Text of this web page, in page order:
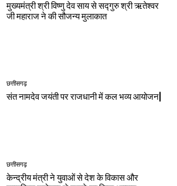
मुख्यमंत्री श्री विष्णु देव साय से सद्गुरु श्री ऋतेश्वर
जी महाराज ने की सौजन्य मुलाकात
छत्तीसगढ़
संत नामदेव जयंती पर राजधानी में कल भव्य आयोजन|
छत्तीसगढ़
केन्द्रीय मंत्री ने युवाओं से देश के विकास और